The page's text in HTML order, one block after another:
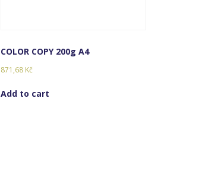
COLOR COPY 200g A4
871,68 Kč
Add to cart